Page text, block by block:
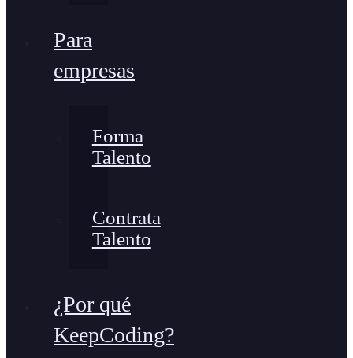
Para
empresas
Forma
Talento
Contrata
Talento
¿Por qué
KeepCoding?